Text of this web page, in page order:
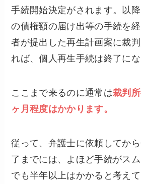
手続開始決定がされます。以
の債権額の届け出等の手続を
者が提出した再生計画案に裁
れば、個人再生手続は終了にな
ここまで来るのに通常は裁判
ヶ月程度はかかります。
従って、弁護士に依頼してか
了までには、よほど手続がス
でも半年以上はかかると考えて